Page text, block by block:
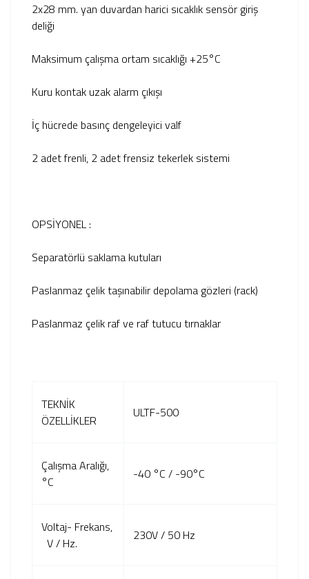
2x28 mm. yan duvardan harici sıcaklık sensör giriş
deliği
Maksimum çalışma ortam sıcaklığı +25°C
Kuru kontak uzak alarm çıkışı
İç hücrede basınç dengeleyici valf
2 adet frenli, 2 adet frensiz tekerlek sistemi
OPSİYONEL :
Separatörlü saklama kutuları
Paslanmaz çelik taşınabilir depolama gözleri (rack)
Paslanmaz çelik raf ve raf tutucu tırnaklar
TEKNİK
ÖZELLİKLER
ULTF-500
Çalışma Aralığı,
°C
-40 °C / -90°C
Voltaj- Frekans,
V / Hz.
230V / 50 Hz